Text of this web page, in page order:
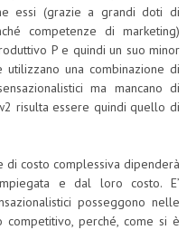
essi (grazie a grandi doti di
competenze di marketing)
P e quindi un suo minor
una combinazione di
ma mancano di
risulta essere quindi quello di
costo complessiva dipenderà
e dal loro costo. E’
posseggono nelle
perché, come si è